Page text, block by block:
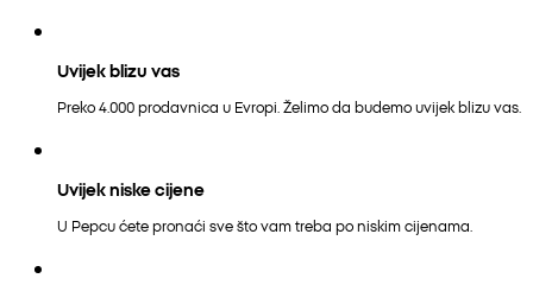
Uvijek blizu vas
Preko 4.000 prodavnica u Evropi. Želimo da budemo uvijek blizu vas.
Uvijek niske cijene
U Pepcu ćete pronaći sve što vam treba po niskim cijenama.